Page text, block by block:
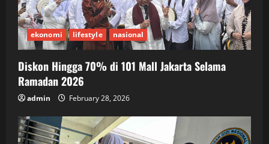
ekonomi lifestyle nasional
Diskon Hingga 70% di 101 Mall Jakarta Selama
Ramadan 2026
admin February 28, 2026